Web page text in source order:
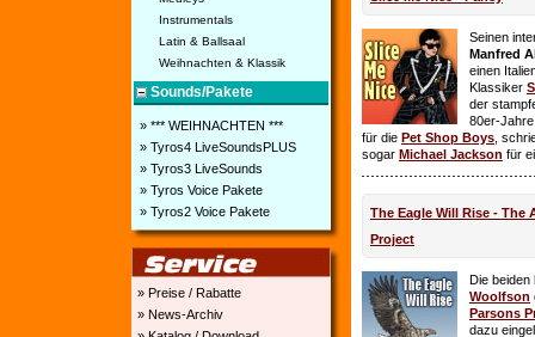
Instrumentals
Latin & Ballsaal
Weihnachten & Klassik
Sounds/Pakete
» *** WEIHNACHTEN ***
» Tyros4 LiveSoundsPLUS
» Tyros3 LiveSounds
» Tyros Voice Pakete
» Tyros2 Voice Pakete
» Preise / Rabatte
» News-Archiv
Seinen
Manfred
einen
Klassiker
der
80er-
für die Pet Shop Boys ,
sogar Michael Jackson für
The Eagle Will Rise - The
Project
Die beiden
Woolfson
Parsons
dazu